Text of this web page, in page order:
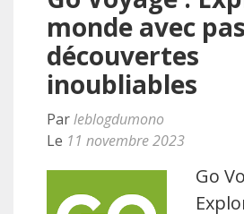
monde avec
découvertes
inoubliables
Parleblogdumono
Le 11 novembre 2023
Go